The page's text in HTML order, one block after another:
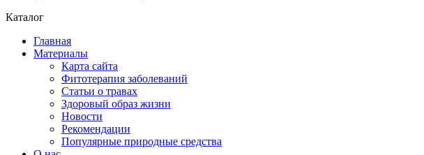
Каталог
Главная
Материалы
Карта сайта
Фитотерапия заболеваний
Статьи о травах
Здоровый образ жизни
Новости
Рекомендации
Популярные природные средства